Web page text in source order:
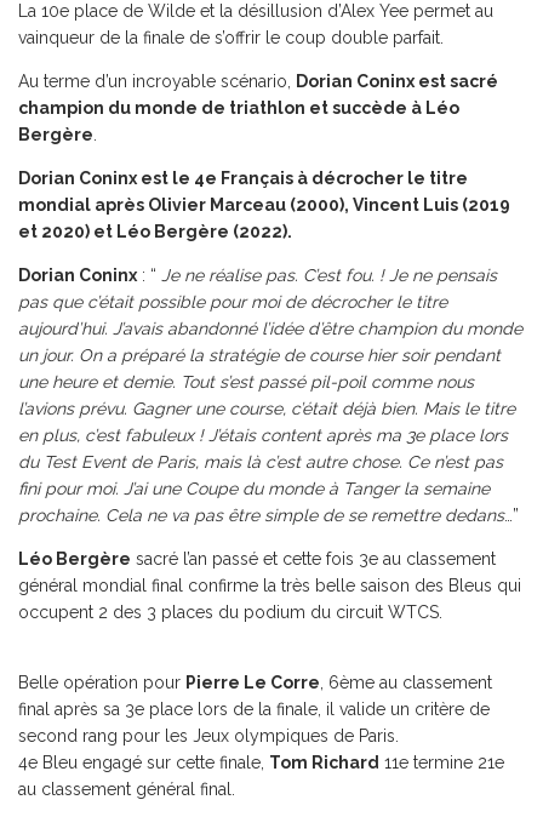
La 10e place de Wilde et la désillusion d’Alex Yee permet au
vainqueur de la finale de s’offrir le coup double parfait.
Au terme d’un incroyable scénario,
Dorian Coninx est sacré
champion du monde de triathlon et succède à Léo
Bergère
Dorian Coninx est le 4e Français à décrocher le titre
mondial après Olivier Marceau (2000), Vincent Luis (2019
et 2020) et Léo Bergère (2022).
Dorian Coninx : “ Je ne réalise pas. C’est fou. ! Je ne pensais
pas que c’était possible pour moi de décrocher le titre
aujourd’hui. J’avais abandonné l’idée d’être champion du monde
un jour. On a préparé la stratégie de course hier soir pendant
une heure et demie. Tout s’est passé pil-poil comme nous
l’avions prévu. Gagner une course, c’était déjà bien. Mais le titre
en plus, c’est fabuleux ! J’étais content après ma 3e place lors
du Test Event de Paris, mais là c’est autre chose. Ce n’est pas
fini pour moi. J’ai une Coupe du monde à Tanger la semaine
prochaine. Cela ne va pas être simple de se remettre dedans…”
Léo Bergère sacré l’an passé et cette fois 3e au classement
général mondial final confirme la très belle saison des Bleus qui
occupent 2 des 3 places du podium du circuit WTCS.
Belle opération pour Pierre Le Corre , 6ème au classement
final après sa 3e place lors de la finale, il valide un critère de
second rang pour les Jeux olympiques de Paris.
4e Bleu engagé sur cette finale, Tom Richard 11e termine 21e
au classement général final.